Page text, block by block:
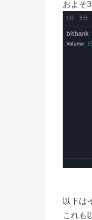
およそ
以下は
これも